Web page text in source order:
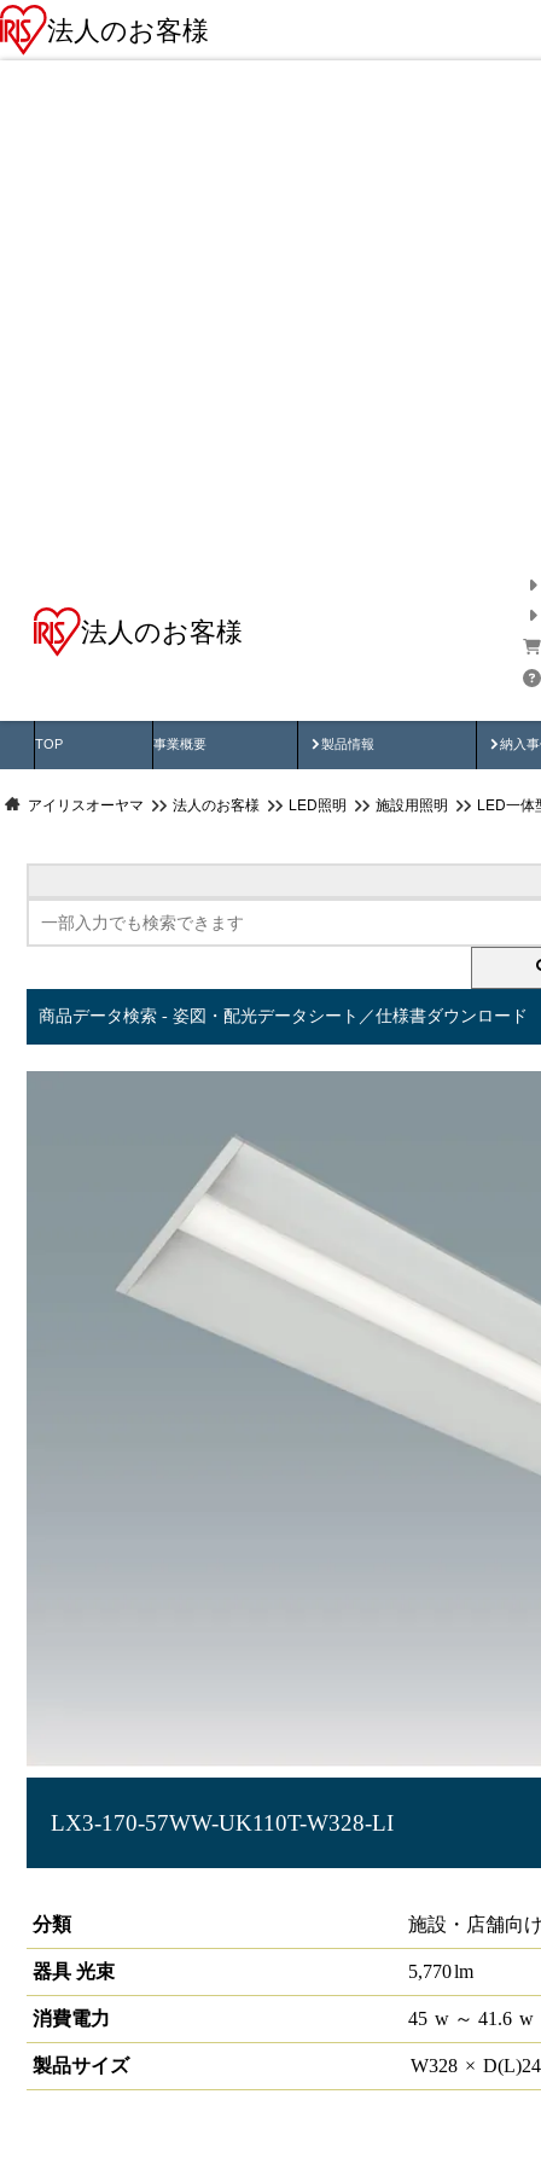
法人のお客様
法人のお客様
TOP 事業概要 製品情報
製品動画 納入
納
アイリスオーヤマ 法人のお客様 LED照明 施設用照明 LED一体
商品データ検索 - 姿図・配光データシート／仕様書ダウンロード
LX3-170-57WW-UK110T-W328-LI
分類
施設・店舗向
器具 光束 5,770lm
消費電力 45 w～ 41.6 w
製品サイズ W328 × D(L)